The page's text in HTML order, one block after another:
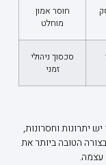
חוסר אמון
מוחלט
סכסוך ניהולי
זמני
יתרונות וחסרונות,
הטובה ביותר את
עצמה.